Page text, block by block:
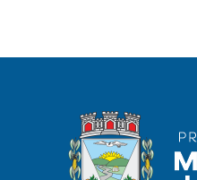
Serviços
Nota Fiscal Eletrônica
Ouvidoria